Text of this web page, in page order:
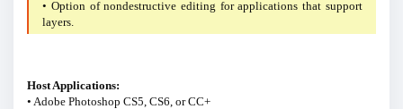
• Option of nondestructive editing for applications that support
layers.
Host Applications:
• Adobe Photoshop CS5, CS6, or CC+